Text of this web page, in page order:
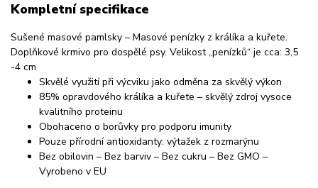
Kompletní specifikace
Sušené masové pamlsky – Masové penízky z králíka a kuřete.
Doplňkové krmivo pro dospělé psy. Velikost „penízků“ je cca: 3,5
-4 cm
Skvělé využití při výcviku jako odměna za skvělý výkon
85% opravdového králíka a kuřete – skvělý zdroj vysoce
kvalitního proteinu
Obohaceno o borůvky pro podporu imunity
Pouze přírodní antioxidanty: výtažek z rozmarýnu
Bez obilovin – Bez barviv – Bez cukru – Bez GMO –
Vyrobeno v EU